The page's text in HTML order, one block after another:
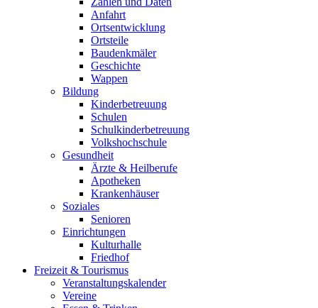
Anfahrt
Ortsentwicklung
Ortsteile
Baudenkmäler
Geschichte
Wappen
Bildung
Kinderbetreuung
Schulen
Schulkinderbetreuung
Volkshochschule
Gesundheit
Ärzte & Heilberufe
Apotheken
Krankenhäuser
Soziales
Senioren
Einrichtungen
Kulturhalle
Friedhof
Freizeit & Tourismus
Veranstaltungskalender
Vereine